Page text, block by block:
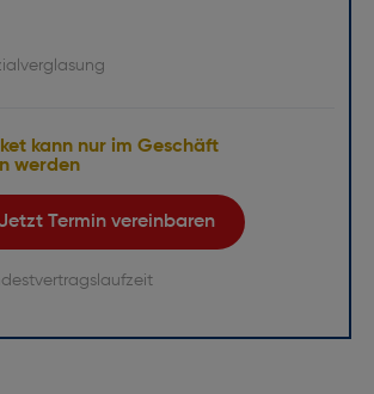
kann nur im Geschäft
werden
Jetzt Termin vereinbaren